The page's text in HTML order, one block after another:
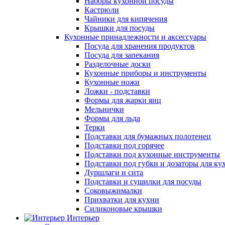
Кастрюли
Чайники для кипячения
Крышки для посуды
Кухонные принадлежности и аксессуары
Посуда для хранения продуктов
Посуда для запекания
Разделочные доски
Кухонные приборы и инструменты
Кухонные ножи
Ложки - подставки
Формы для жарки яиц
Мельнички
Формы для льда
Терки
Подставки для бумажных полотенец
Подставки под горячее
Подставки под кухонные инструменты
Подставки под губки и дозаторы для
Дуршлаги и сита
Подставки и сушилки для посуды
Соковыжималки
Прихватки для кухни
Силиконовые крышки
Интерьер